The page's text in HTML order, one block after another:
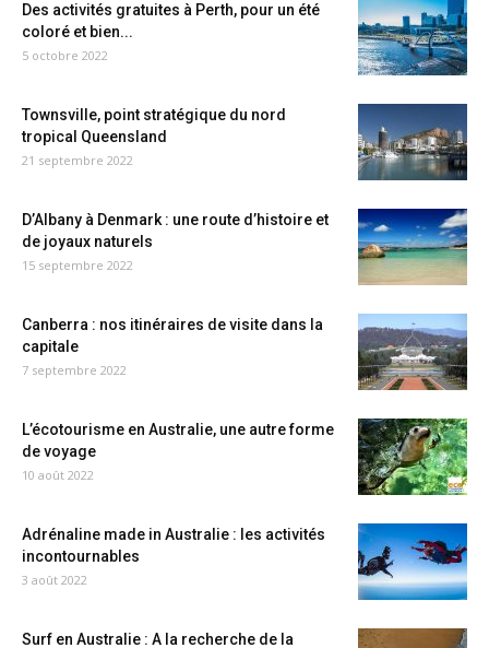
Des activités gratuites à Perth, pour un été
coloré et bien...
5 octobre 2022
Townsville, point stratégique du nord
tropical Queensland
21 septembre 2022
D’Albany à Denmark : une route d’histoire et
de joyaux naturels
15 septembre 2022
Canberra : nos itinéraires de visite dans la
capitale
7 septembre 2022
L’écotourisme en Australie, une autre forme
de voyage
10 août 2022
Adrénaline made in Australie : les activités
incontournables
3 août 2022
Surf en Australie : A la recherche de la